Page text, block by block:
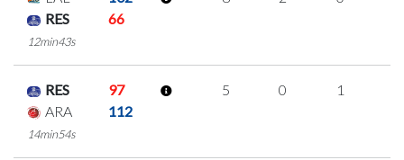
RES
66
12min43s
RES
97
ARA
112
14min54s
5 0 1